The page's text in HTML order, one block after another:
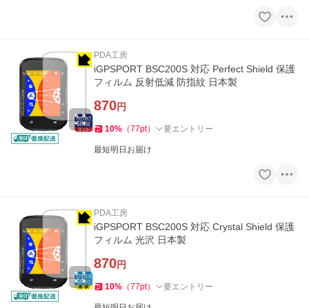
PDA工房
iGPSPORT BSC200S 対応 Perfect Shield 保護
フィルム 反射低減 防指紋 日本製
870円
10% （77pt） 要エントリー
最短明日お届け
PDA工房
iGPSPORT BSC200S 対応 Crystal Shield 保護
フィルム 光沢 日本製
870円
10% （77pt） 要エントリー